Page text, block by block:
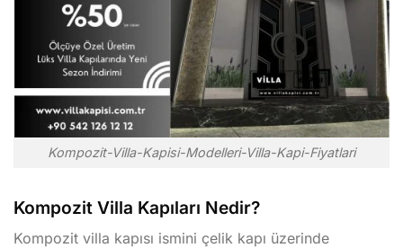
Kompozit-Villa-Kapisi-Modelleri-Villa-Kapi-Fiyatlari
Kompozit Villa Kapıları Nedir?
Kompozit villa kapısı ismini çelik kapı üzerinde